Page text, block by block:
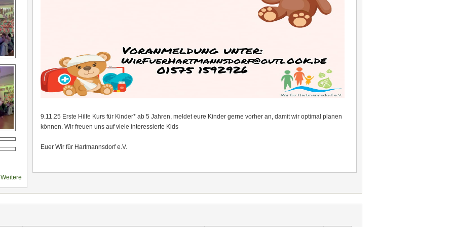
9.11.25 Erste Hilfe Kurs für Kinder* ab 5 Jahren, meldet eure Kinder gerne vorher an, damit wir optimal planen
können. Wir freuen uns auf viele interessierte Kids
Euer Wir für Hartmannsdorf e.V.
Weitere